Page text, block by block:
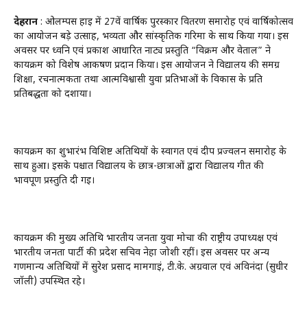
देहरादून : ओलम्पस हाई में 27वें वार्षिक पुरस्कार वितरण समारोह एवं वार्षिकोत्सव
का आयोजन बड़े उत्साह, भव्यता और सांस्कृतिक गरिमा के साथ किया गया। इस
अवसर पर ध्वनि एवं प्रकाश आधारित नाट्य प्रस्तुति “विक्रम और वेताल” ने
कार्यक्रम को विशेष आकर्षण प्रदान किया। इस आयोजन ने विद्यालय की समग्र
शिक्षा, रचनात्मकता तथा आत्मविश्वासी युवा प्रतिभाओं के विकास के प्रति
प्रतिबद्धता को दर्शाया।
कार्यक्रम का शुभारंभ विशिष्ट अतिथियों के स्वागत एवं दीप प्रज्वलन समारोह के
साथ हुआ। इसके पश्चात विद्यालय के छात्र-छात्राओं द्वारा विद्यालय गीत की
भावपूर्ण प्रस्तुति दी गई।
कार्यक्रम की मुख्य अतिथि भारतीय जनता युवा मोर्चा की राष्ट्रीय उपाध्यक्ष एवं
भारतीय जनता पार्टी की प्रदेश सचिव नेहा जोशी रहीं। इस अवसर पर अन्य
गणमान्य अतिथियों में सुरेश प्रसाद मामगाईं, टी.के. अग्रवाल एवं अविनंदा (सुधीर
जॉली) उपस्थित रहे।